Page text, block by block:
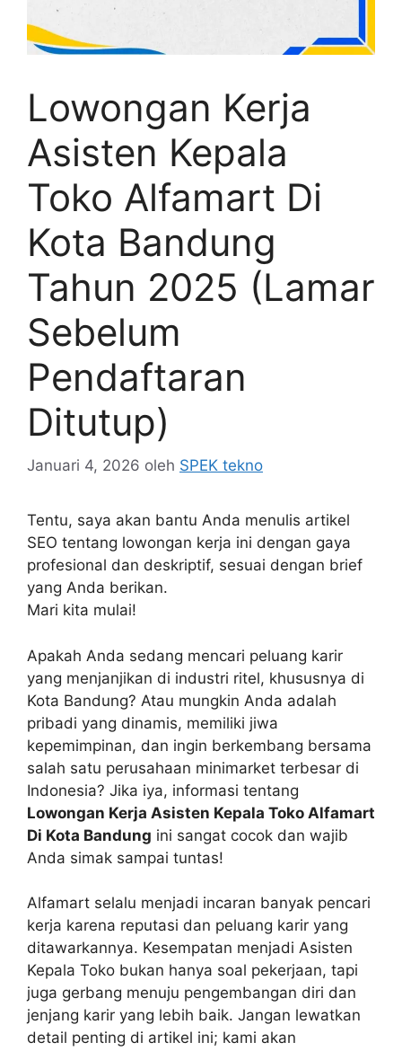
Lowongan Kerja
Asisten Kepala
Toko Alfamart Di
Kota Bandung
Tahun 2025 (Lamar
Sebelum
Pendaftaran
Ditutup)
Januari 4, 2026 oleh SPEK tekno
Tentu, saya akan bantu Anda menulis artikel
SEO tentang lowongan kerja ini dengan gaya
profesional dan deskriptif, sesuai dengan brief
yang Anda berikan.
Mari kita mulai!
Apakah Anda sedang mencari peluang karir
yang menjanjikan di industri ritel, khususnya di
Kota Bandung? Atau mungkin Anda adalah
pribadi yang dinamis, memiliki jiwa
kepemimpinan, dan ingin berkembang bersama
salah satu perusahaan minimarket terbesar di
Indonesia? Jika iya, informasi tentang
Lowongan Kerja Asisten Kepala Toko Alfamart
Di Kota Bandung ini sangat cocok dan wajib
Anda simak sampai tuntas!
Alfamart selalu menjadi incaran banyak pencari
kerja karena reputasi dan peluang karir yang
ditawarkannya. Kesempatan menjadi Asisten
Kepala Toko bukan hanya soal pekerjaan, tapi
juga gerbang menuju pengembangan diri dan
jenjang karir yang lebih baik. Jangan lewatkan
detail penting di artikel ini; kami akan